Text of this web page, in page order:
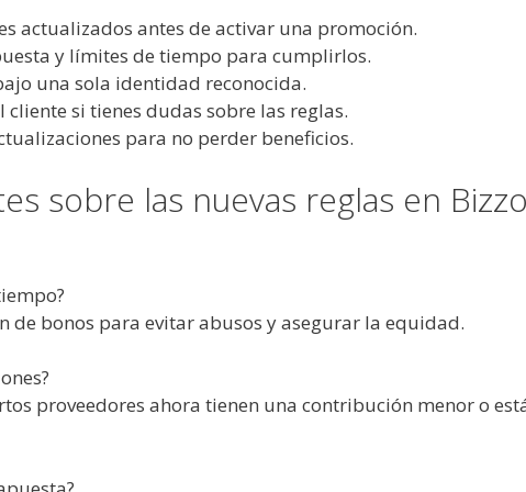
actualizados antes de activar una promoción.
y límites de tiempo para cumplirlos.
una sola identidad reconocida.
si tienes dudas sobre las reglas.
para no perder beneficios.
sobre las nuevas reglas en
de bonos para evitar abusos y asegurar la equidad.
proveedores ahora tienen una contribución menor o